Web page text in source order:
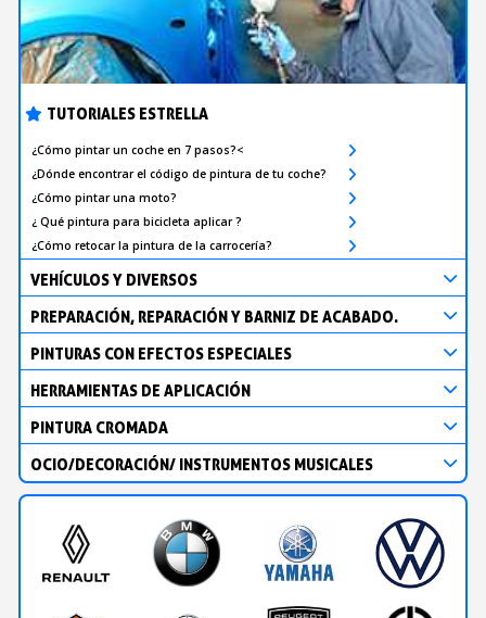
TUTORIALES ESTRELLA
¿Cómo pintar un coche en 7 pasos?<
¿Dónde encontrar el código de pintura de tu coche?
¿Cómo pintar una moto?
¿ Qué pintura para bicicleta aplicar ?
¿Cómo retocar la pintura de la carrocería?
VEHÍCULOS Y DIVERSOS
PREPARACIÓN, REPARACIÓN Y BARNIZ DE ACABADO.
PINTURAS CON EFECTOS ESPECIALES
HERRAMIENTAS DE APLICACIÓN
PINTURA CROMADA
OCIO/DECORACIÓN/ INSTRUMENTOS MUSICALES